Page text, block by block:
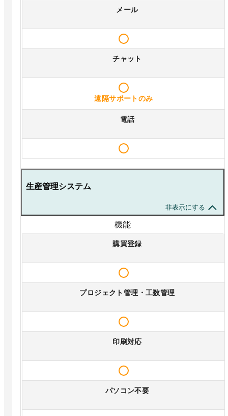
メール
チャット
遠隔サポートのみ
電話
生産管理システム
非表示にする
機能
購買登録
プロジェクト管理・工数管理
印刷対応
パソコン不要